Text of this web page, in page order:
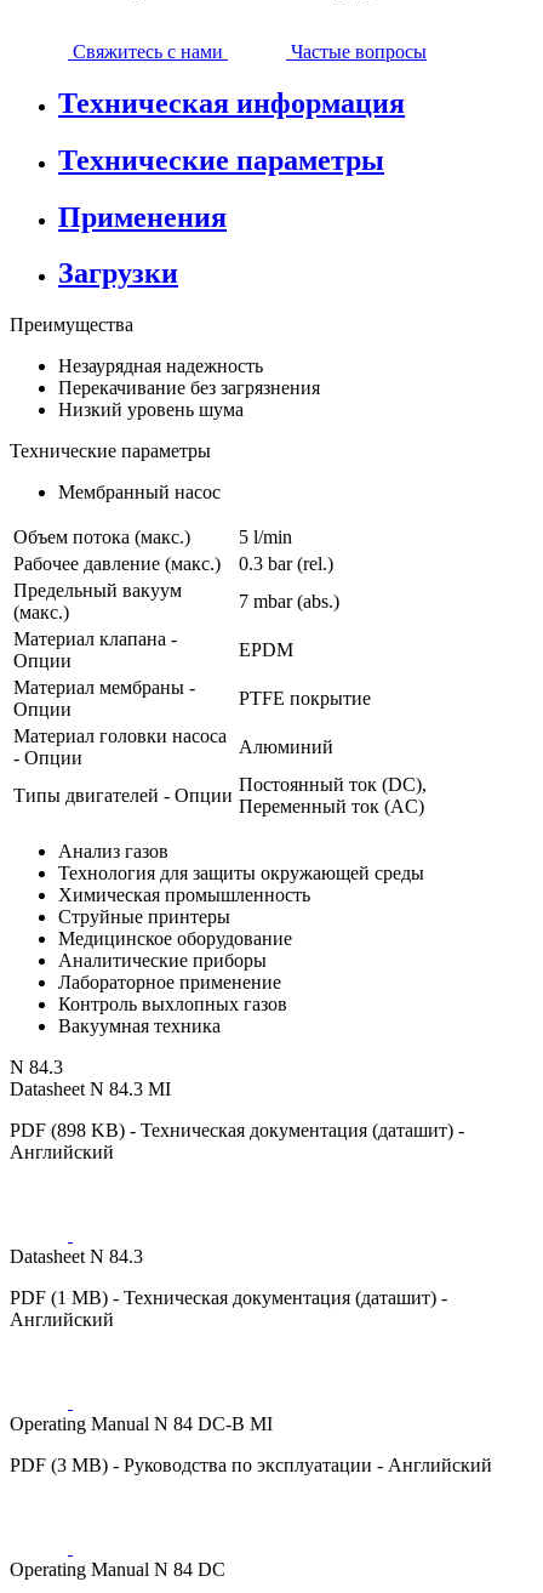
Свяжитесь с нами Частые вопросы
Техническая информация
Технические параметры
Применения
Загрузки
Преимущества
Незаурядная надежность
Перекачивание без загрязнения
Низкий уровень шума
Технические параметры
Мембранный насос
Объем потока (макс.)
5 l/min
Рабочее давление (макс.)
0.3 bar (rel.)
Предельный вакуум
(макс.)
7 mbar (abs.)
Материал клапана -
Опции
EPDM
Материал мембраны -
Опции
PTFE покрытие
Материал головки насоса
- Опции
Алюминий
Типы двигателей - Опции
Постоянный ток (DC),
Переменный ток (AC)
Анализ газов
Технология для защиты окружающей среды
Химическая промышленность
Струйные принтеры
Медицинское оборудование
Аналитические приборы
Лабораторное применение
Контроль выхлопных газов
Вакуумная техника
N 84.3
Datasheet N 84.3 MI
PDF (898 KB) - Техническая документация (даташит) -
Английский
Datasheet N 84.3
PDF (1 MB) - Техническая документация (даташит) -
Английский
Operating Manual N 84 DC-B MI
PDF (3 MB) - Руководства по эксплуатации - Английский
Operating Manual N 84 DC